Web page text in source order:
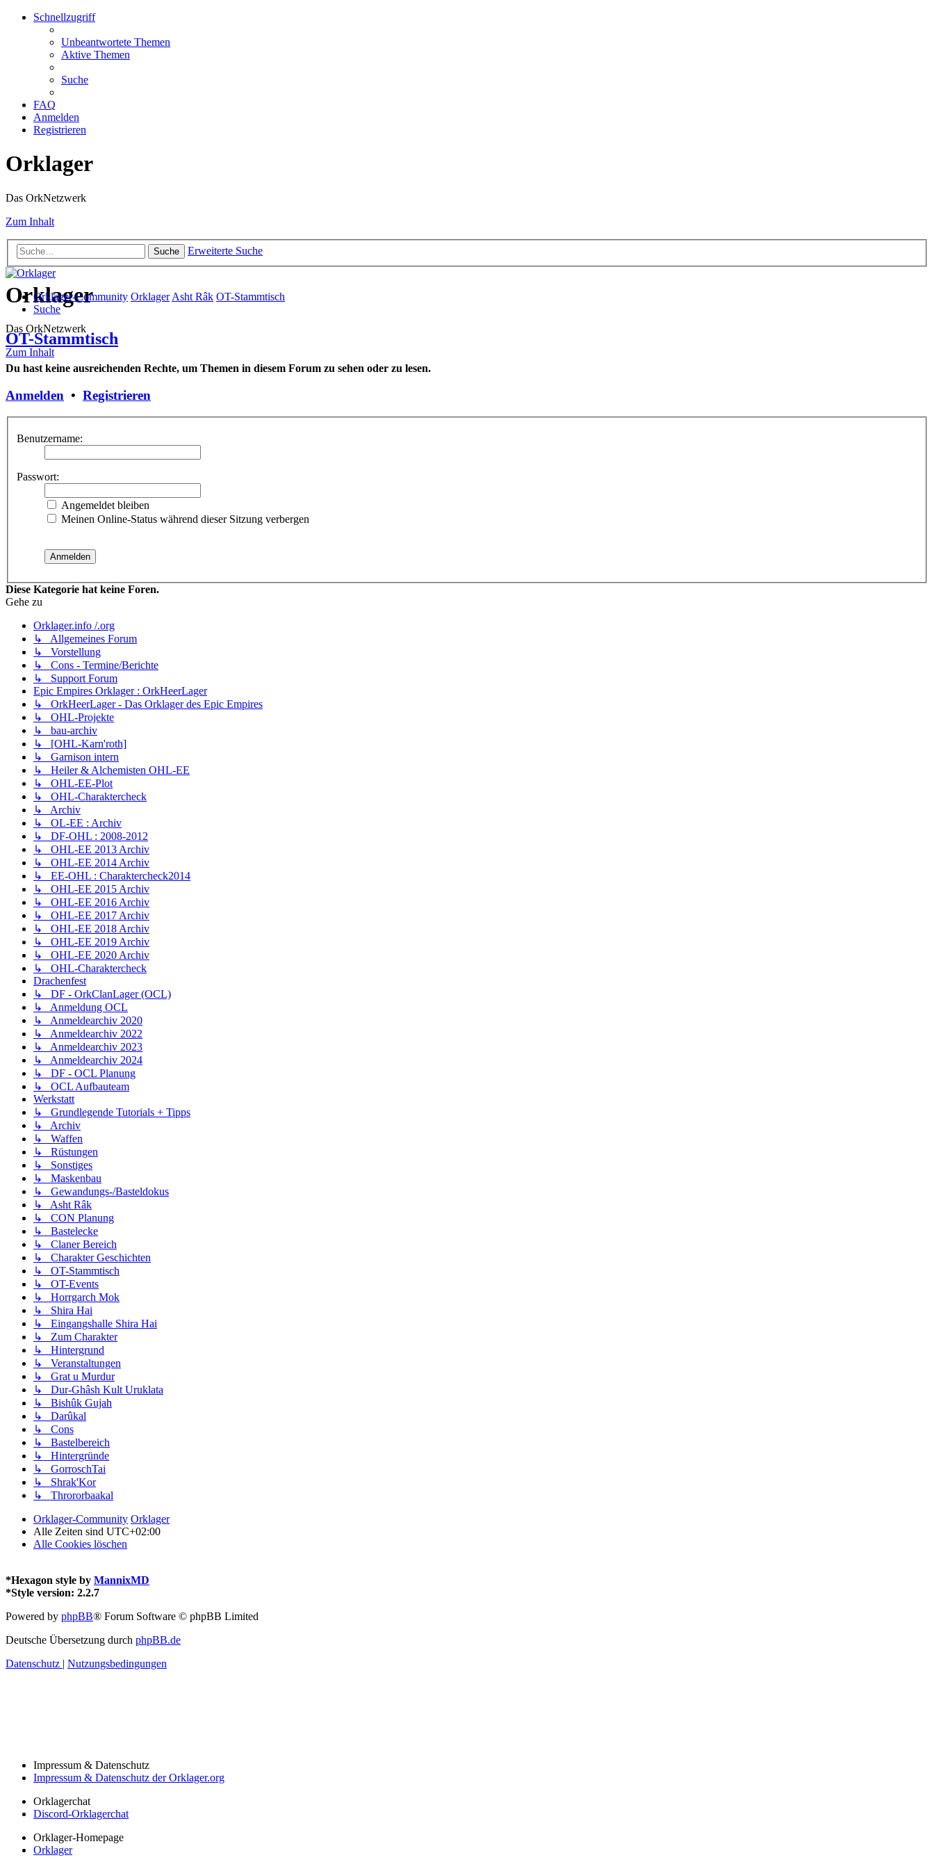
Schnellzugriff
Unbeantwortete Themen
Aktive Themen
Suche
FAQ
Anmelden
Registrieren
Orklager
Das OrkNetzwerk
Zum Inhalt
Suche Erweiterte Suche
Orklager
Das OrkNetzwerk
Zum Inhalt
Orklager-Community OrklagerAsht Râk OT-Stammtisch
Suche
OT-Stammtisch
Du hast keine ausreichenden Rechte, um Themen in diesem Forum zu sehen oder zu lesen.
Anmelden • Registrieren
Benutzername:
Passwort:
Angemeldet bleiben
Meinen Online-Status während dieser Sitzung verbergen
Diese Kategorie hat keine Foren.
Gehe zu
Orklager.info /.org
↳ Allgemeines Forum
↳ Vorstellung
↳ Cons - Termine/Berichte
↳ Support Forum
Epic Empires Orklager : OrkHeerLager
↳ OrkHeerLager - Das Orklager des Epic Empires
↳ OHL-Projekte
↳ bau-archiv
↳ [OHL-Karn'roth]
↳ Garnison intern
↳ Heiler & Alchemisten OHL-EE
↳ OHL-EE-Plot
↳ OHL-Charaktercheck
↳ Archiv
↳ OL-EE : Archiv
↳ DF-OHL : 2008-2012
↳ OHL-EE 2013 Archiv
↳ OHL-EE 2014 Archiv
↳ EE-OHL : Charaktercheck2014
↳ OHL-EE 2015 Archiv
↳ OHL-EE 2016 Archiv
↳ OHL-EE 2017 Archiv
↳ OHL-EE 2018 Archiv
↳ OHL-EE 2019 Archiv
↳ OHL-EE 2020 Archiv
↳ OHL-Charaktercheck
Drachenfest
↳ DF - OrkClanLager (OCL)
↳ Anmeldung OCL
↳ Anmeldearchiv 2020
↳ Anmeldearchiv 2022
↳ Anmeldearchiv 2023
↳ Anmeldearchiv 2024
↳ DF - OCL Planung
↳ OCL Aufbauteam
Werkstatt
↳ Grundlegende Tutorials + Tipps
↳ Archiv
↳ Waffen
↳ Rüstungen
↳ Sonstiges
↳ Maskenbau
↳ Gewandungs-/Basteldokus
↳ Asht Râk
↳ CON Planung
↳ Bastelecke
↳ Claner Bereich
↳ Charakter Geschichten
↳ OT-Stammtisch
↳ OT-Events
↳ Horrgarch Mok
↳ Shira Hai
↳ Eingangshalle Shira Hai
↳ Zum Charakter
↳ Hintergrund
↳ Veranstaltungen
↳ Grat u Murdur
↳ Dur-Ghâsh Kult Uruklata
↳ Bishûk Gujah
↳ Darûkal
↳ Cons
↳ Bastelbereich
↳ Hintergründe
↳ GorroschTai
↳ Shrak'Kor
↳ Thrororbaakal
Orklager-Community Orklager
Alle Zeiten sind UTC+02:00
Alle Cookies löschen
*Hexagon style by MannixMD
*Style version: 2.2.7
Powered by phpBB® Forum Software © phpBB Limited
Deutsche Übersetzung durch phpBB.de
Datenschutz | Nutzungsbedingungen
Impressum & Datenschutz
Impressum & Datenschutz der Orklager.org
Orklagerchat
Discord-Orklagerchat
Orklager-Homepage
Orklager